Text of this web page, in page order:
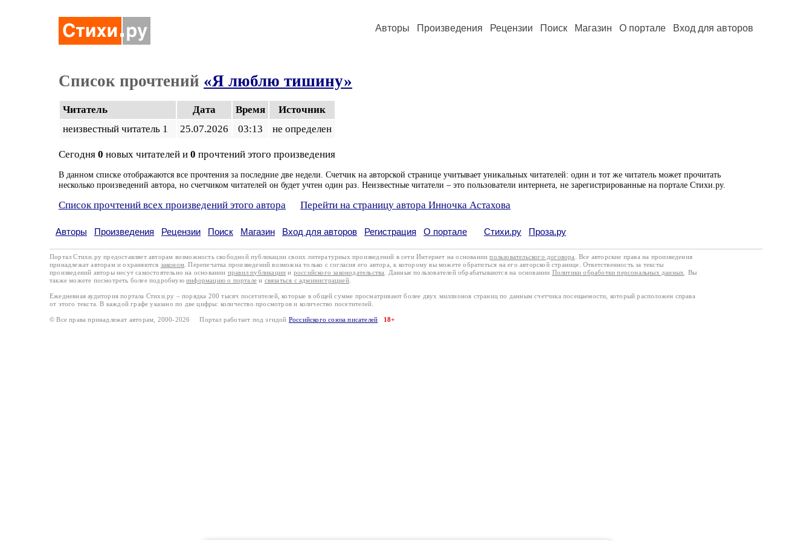
Авторы Произведения Рецензии Поиск Магазин О портале Вход для авторов
Список прочтений «Я люблю тишину»
Читатель Дата Время
Источник
неизвестный читатель 1
25.07.2026 03:13 не определен
Сегодня 0 новых читателей и 0 прочтений этого произведения
В данном списке отображаются все прочтения за последние две недели. Счетчик на авторской странице учитывает уникальных читателей: один и тот же читатель может прочитать
несколько произведений автора, но счетчиком читателей он будет учтен один раз. Неизвестные читатели – это пользователи интернета, не зарегистрированные на портале Стихи.ру.
Список прочтений всех произведений этого автора Перейти на страницу автора Инночка Астахова
Авторы Произведения Рецензии Поиск Магазин Вход для авторов Регистрация О портале Стихи.ру Проза.ру
Портал Стихи.ру предоставляет авторам возможность свободной публикации своих литературных произведений в сети Интернет на основаниипользовательского договора
. Все авторские права на произведения
принадлежат авторам и охраняются законом . Перепечатка произведений возможна только с согласия его автора, к которому вы можете обратиться на его авторской странице. Ответственность за тексты
произведений авторы несут самостоятельно на основании правил публикации и российского законодательства . Данные пользователей обрабатываются на основании Политики обработки персональных данных
. Вы
также можете посмотреть более подробную информацию о портале и связаться с администрацией.
Ежедневная аудитория портала Стихи.ру – порядка 200 тысяч посетителей, которые в общей сумме просматривают более двух миллионов страниц по данным счетчика посещаемости, который расположен справа
от этого текста. В каждой графе указано по две цифры: количество просмотров и количество посетителей.
© Все права принадлежат авторам, 2000-2026 Портал работает под эгидой Российского союза писателей 18+